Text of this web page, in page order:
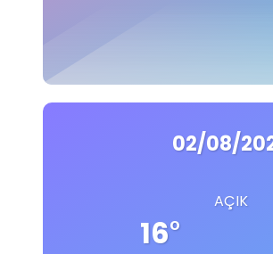
02/08/
AÇIK
16°